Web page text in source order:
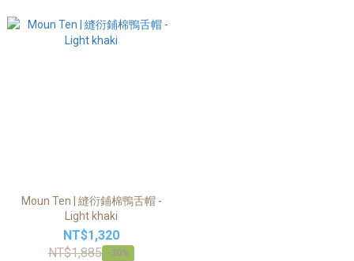
Moun Ten | 縫衍鋪棉鴨舌帽 -
Light khaki
NT$1,320
NT$1,885 -30%